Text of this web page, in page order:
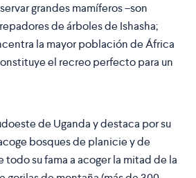
grandes mamíferos –son
de árboles de Ishasha;
la mayor población de África
el recreo perfecto para un
de Uganda y destaca por su
bosques de planicie y de
todo su fama a acoger la mitad de la